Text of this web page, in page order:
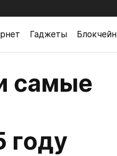
Гаджеты Блокчейн
самые
году